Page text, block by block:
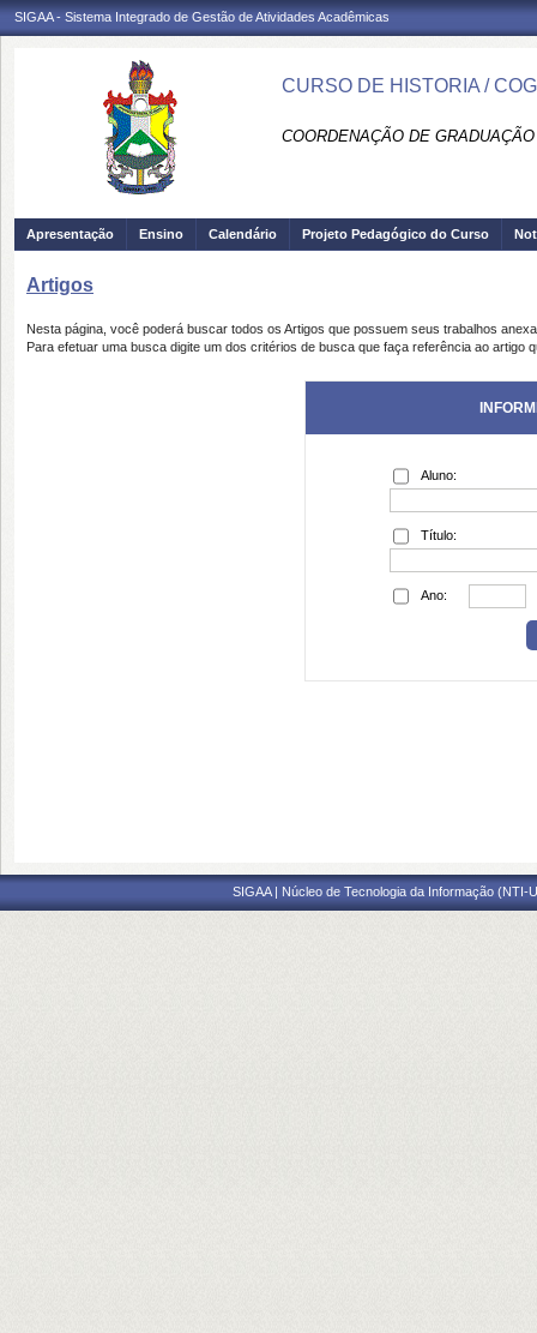
SIGAA - Sistema Integrado de Gestão de Atividades Acadêmicas
CURSO DE HISTORIA /
COORDENAÇÃO DE
Apresentação Ensino Calendário Projeto Pedagógico do Curso
Artigos
Nesta página, você poderá buscar todos os Artigos que possuem seus trabalhos
Para efetuar uma busca digite um dos critérios de busca que faça referência ao artigo
Aluno:
Título:
Ano:
SIGAA | Núcleo de Tecnologia da Informação